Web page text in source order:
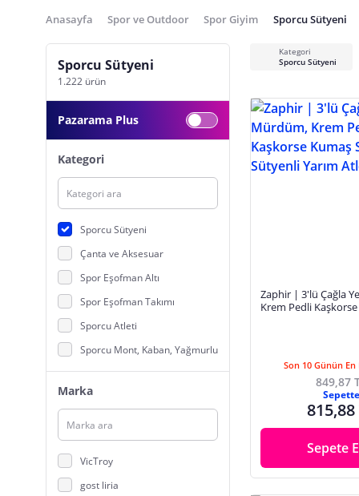
Anasayfa Spor ve Outdoor Spor Giyim Sporcu Sütyeni
Sporcu Sütyeni
1.222 ürün
Pazarama Plus
Kategori
Sporcu Sütyeni
Çanta ve Aksesuar
Spor Eşofman Altı
Spor Eşofman Takımı
Sporcu Atleti
Sporcu Mont, Kaban, Yağmurluk
Sporcu Sweatshirt
Sporcu Şort
Sporcu Taytı
Taraftar Ürünleri
Marka
VicTroy
gost liria
Kategori
Sporcu Sütyeni
Zaphir | 3'lü Çağla
Krem Pedli
Son 10 Günün En
849,87
Sepette
815,88
Sepete